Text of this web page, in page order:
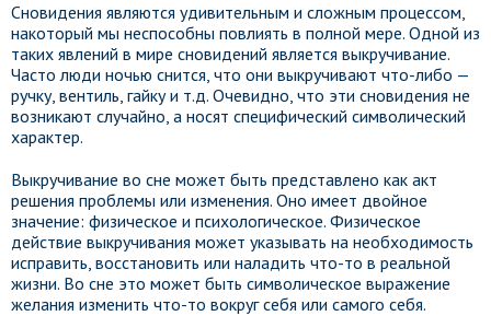
Сновидения являются удивительным и сложным процессом,
накоторый мы неспособны повлиять в полной мере. Одной из
таких явлений в мире сновидений является выкручивание.
Часто люди ночью снится, что они выкручивают что-либо —
ручку, вентиль, гайку и т.д. Очевидно, что эти сновидения не
возникают случайно, а носят специфический символический
характер.
Выкручивание во сне может быть представлено как акт
решения проблемы или изменения. Оно имеет двойное
значение: физическое и психологическое. Физическое
действие выкручивания может указывать на необходимость
исправить, восстановить или наладить что-то в реальной
жизни. Во сне это может быть символическое выражение
желания изменить что-то вокруг себя или самого себя.